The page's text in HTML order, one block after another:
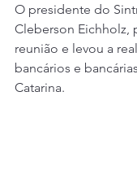
O presidente do
Cleberson Eichholz,
reunião e levou a
bancários e
Catarina.